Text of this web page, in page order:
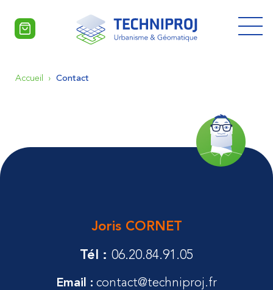
contenu
Accueil › Contact
Joris CORNET
Tél : 06.20.84.91.05
Email : contact@techniproj.fr